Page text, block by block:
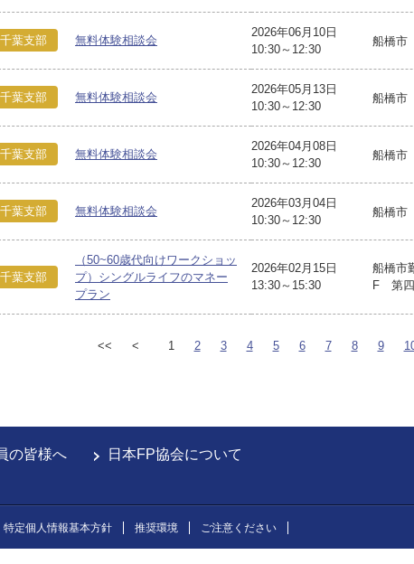
千葉支部 無料体験相談会
2026年06月10日
10:30～12:30
船橋市
千葉支部 無料体験相談会
2026年05月13日
10:30～12:30
船橋市
千葉支部 無料体験相談会
2026年04月08日
10:30～12:30
船橋市
千葉支部 無料体験相談会
2026年03月04日
10:30～12:30
船橋市
千葉支部
（50~60歳代向けワークショッ
プ）シングルライフのマネー
プラン
2026年02月15日
13:30～15:30
船橋市
F 第
<< < 1 2 3 4 5 6 7 8 9
の皆様へ 日本FP協会について
特定個人情報基本方針 推奨環境 ご注意ください